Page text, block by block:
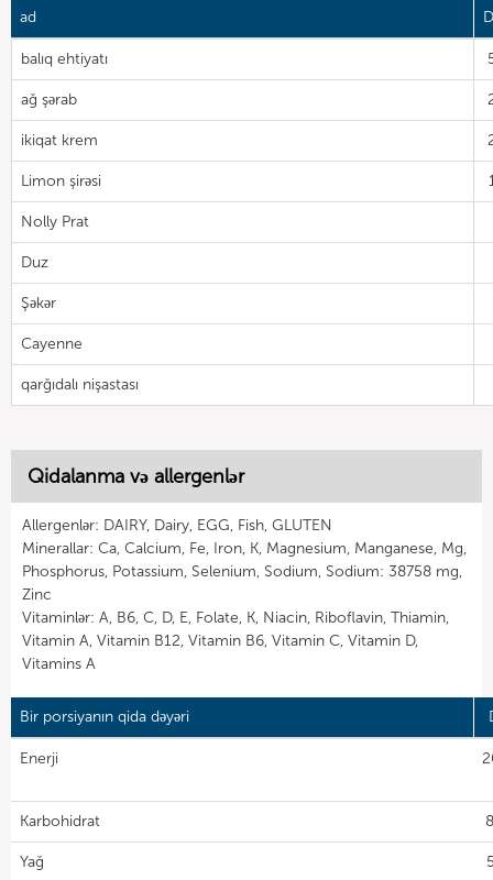
ad
balıq ehtiyatı
ağ şərab
ikiqat krem
Limon şirəsi
Nolly Prat
Duz
Şəkər
Cayenne
qarğıdalı nişastası
Qidalanma və allergenlər
Allergenlər: DAIRY, Dairy, EGG, Fish, GLUTEN
Minerallar: Ca, Calcium, Fe, Iron, K, Magnesium, Manganese, Mg,
Phosphorus, Potassium, Selenium, Sodium, Sodium: 38758 mg,
Zinc
Vitaminlər: A, B6, C, D, E, Folate, K, Niacin, Riboflavin, Thiamin,
Vitamin A, Vitamin B12, Vitamin B6, Vitamin C, Vitamin D,
Vitamins A
Bir porsiyanın qida dəyəri
Enerji
Karbohidrat
Yağ